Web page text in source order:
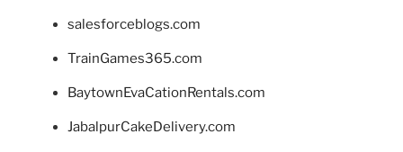
salesforceblogs.com
TrainGames365.com
BaytownEvaCationRentals.com
JabalpurCakeDelivery.com